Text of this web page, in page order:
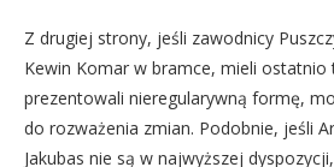
Z drugiej strony, jeśli zawodnicy
Kewin Komar w bramce, mieli ostatnio
prezentowali nieregularywną formę,
do rozważenia zmian. Podobnie, jeśli
Jakubas nie są w najwyższej